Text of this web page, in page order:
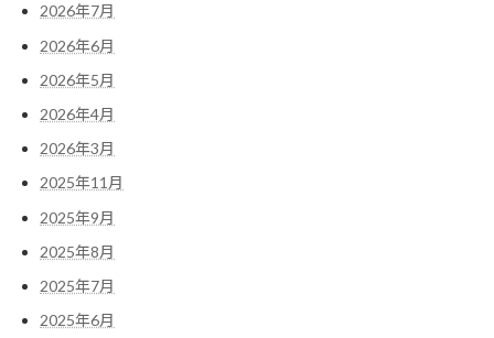
2026年7月
2026年6月
2026年5月
2026年4月
2026年3月
2025年11月
2025年9月
2025年8月
2025年7月
2025年6月